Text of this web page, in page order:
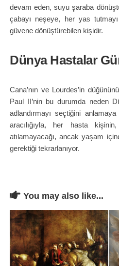
devam eden, suyu şaraba
çabayı neşeye, her yas
güvene dönüştürebilen kişidir.
Dünya Hastalar
Cana’nın ve Lourdes’in
Paul II’nin bu durumda neden
adlandırmayı seçtiğini
aracılığıyla, her hasta
atılamayacağı, ancak yaşam
gerektiği tekrarlanıyor.
You may also like...